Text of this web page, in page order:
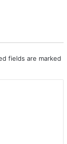
fields are marked